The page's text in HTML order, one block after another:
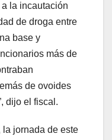
la incautación
de droga entre
base y
más de
de ovoides
dijo el fiscal.
la jornada de este